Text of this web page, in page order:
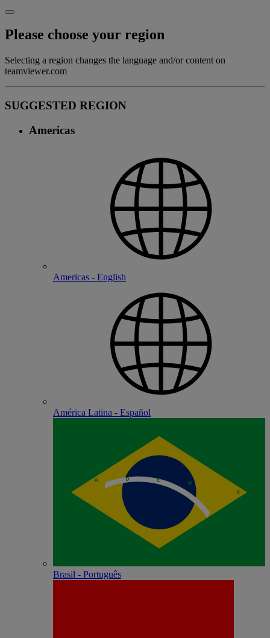
Please choose your region
Selecting a region changes the language and/or content on
teamviewer.com
SUGGESTED REGION
Americas
Americas - English
América Latina - Español
Brasil - Português